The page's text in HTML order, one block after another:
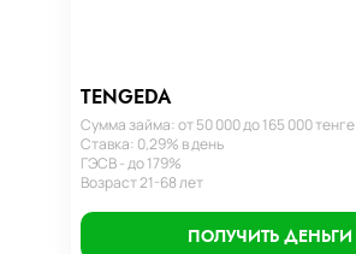
TENGEDA
Сумма займа: от 50 000 до 165 000 тенге
Ставка: 0,29% в день
ГЭСВ - до 179%
Возраст 21-68 лет
ПОЛУЧИТЬ ДЕНЬГИ